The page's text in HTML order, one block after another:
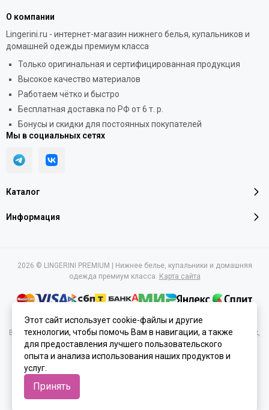
Каталог
Информация
О компании
Lingerini.ru - интернет-магазин нижнего белья, купальников и
домашней одежды премиум класса
Только оригинальная и сертифицированная продукция
Высокое качество материалов
Работаем чётко и быстро
Бесплатная доставка по РФ от 6 т. р.
Бонусы и скидки для постоянных покупателей
Мы в социальных сетях
2026 © LINGERINI PREMIUM | Нижнее белье, купальники и домашняя
одежда премиум класса. Карта сайта
Вся представленная на сайте информация, касающаяся характеристик,
стоимости товаров и услуг, носит информационный характер и ни при
каких условиях не является публичной офертой, определяемой
положениями Статьи 437(2) Гражданского кодекса РФ.
Этот сайт использует cookie-файлы и другие
технологии, чтобы помочь Вам в навигации, а также
для предоставления лучшего пользовательского
опыта и анализа использования наших продуктов и
услуг.
Принять